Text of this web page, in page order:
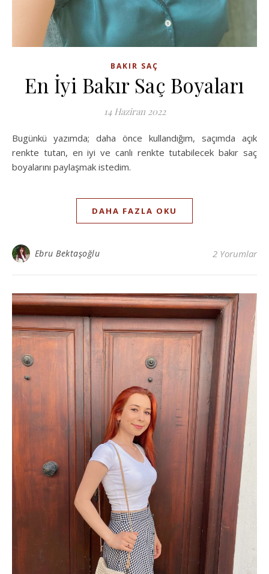
BAKIR SAÇ
En İyi Bakır Saç Boyaları
14 Haziran 2022
Bugünkü yazımda; daha önce kullandığım, saçımda açık
renkte tutan, en iyi ve canlı renkte tutabilecek bakır saç
boyalarını paylaşmak istedim.
DAHA FAZLA OKU
Ebru Bektaşoğlu 2 Yorumlar